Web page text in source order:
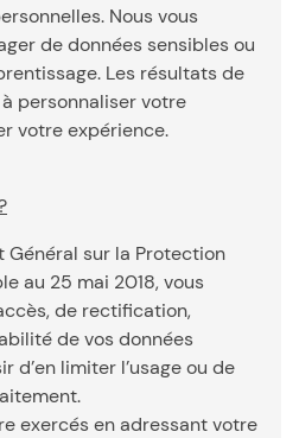
Nous vous
de données sensibles ou
Les résultats de
personnaliser votre
votre expérience.
Général sur la Protection
au 25 mai 2018, vous
de rectification,
de vos données
d’en limiter l’usage ou de
exercés en adressant votre